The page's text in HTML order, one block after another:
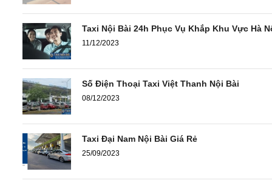
Taxi Nội Bài 24h Phục Vụ Khắp Khu Vực Hà
11/12/2023
Số Điện Thoại Taxi Việt Thanh Nội Bài
08/12/2023
Taxi Đại Nam Nội Bài Giá Rẻ
25/09/2023